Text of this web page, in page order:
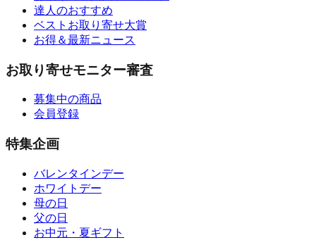
達人のおすすめ
ベストお取り寄せ大賞
お得＆最新ニュース
お取り寄せモニター審査
募集中の商品
会員登録
特集企画
バレンタインデー
ホワイトデー
母の日
父の日
お中元・夏ギフト